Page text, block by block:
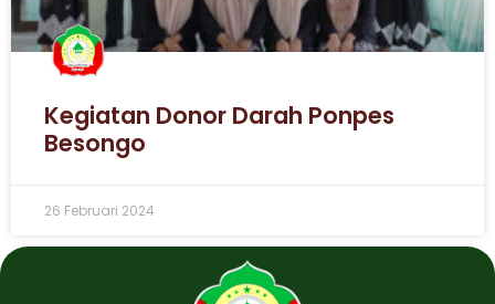
Kegiatan Donor Darah Ponpes
Besongo
26 Februari 2024